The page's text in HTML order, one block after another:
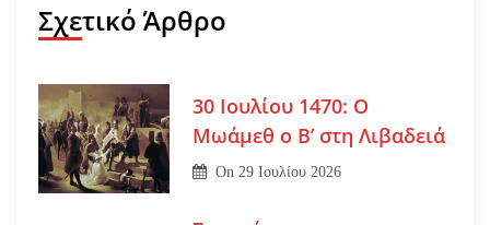
Σχετικό Άρθρο
30 Ιουλίου 1470: Ο
Μωάμεθ ο Β’ στη Λιβαδειά
On29 Ιουλίου 2026